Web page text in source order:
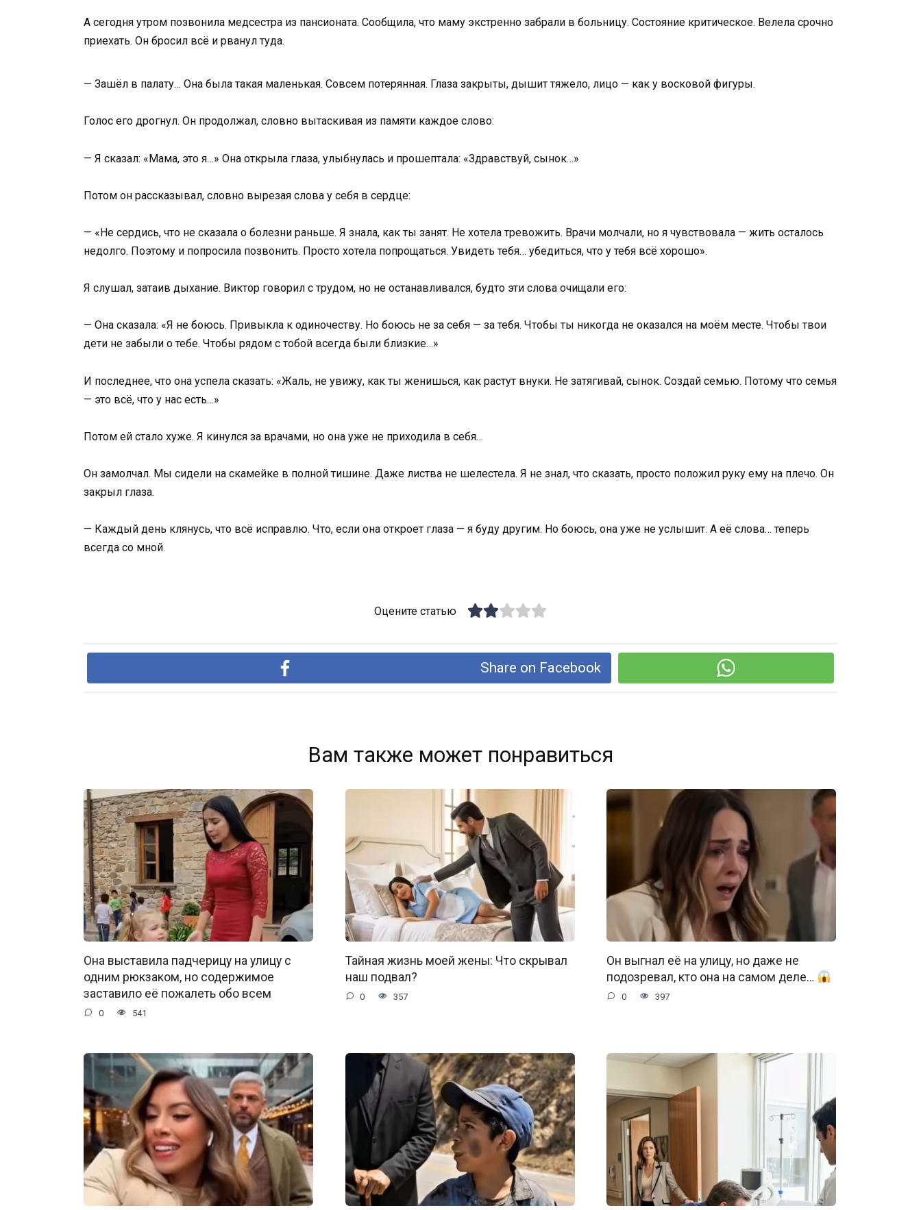
А сегодня утром позвонила медсестра из пансионата. Сообщила, что маму экстренно забрали в больницу. Состояние критическое. Велела срочно
приехать. Он бросил всё и рванул туда.
— Зашёл в палату… Она была такая маленькая. Совсем потерянная. Глаза закрыты, дышит тяжело, лицо — как у восковой фигуры.
Голос его дрогнул. Он продолжал, словно вытаскивая из памяти каждое слово:
— Я сказал: «Мама, это я…» Она открыла глаза, улыбнулась и прошептала: «Здравствуй, сынок…»
Потом он рассказывал, словно вырезая слова у себя в сердце:
— «Не сердись, что не сказала о болезни раньше. Я знала, как ты занят. Не хотела тревожить. Врачи молчали, но я чувствовала — жить осталось
недолго. Поэтому и попросила позвонить. Просто хотела попрощаться. Увидеть тебя… убедиться, что у тебя всё хорошо».
Я слушал, затаив дыхание. Виктор говорил с трудом, но не останавливался, будто эти слова очищали его:
— Она сказала: «Я не боюсь. Привыкла к одиночеству. Но боюсь не за себя — за тебя. Чтобы ты никогда не оказался на моём месте. Чтобы твои
дети не забыли о тебе. Чтобы рядом с тобой всегда были близкие…»
И последнее, что она успела сказать: «Жаль, не увижу, как ты женишься, как растут внуки. Не затягивай, сынок. Создай семью. Потому что семья
— это всё, что у нас есть…»
Потом ей стало хуже. Я кинулся за врачами, но она уже не приходила в себя…
Он замолчал. Мы сидели на скамейке в полной тишине. Даже листва не шелестела. Я не знал, что сказать, просто положил руку ему на плечо. Он
закрыл глаза.
— Каждый день клянусь, что всё исправлю. Что, если она откроет глаза — я буду другим. Но боюсь, она уже не услышит. А её слова… теперь
всегда со мной.
Оцените статью
Share on Facebook
Вам также может понравиться
Она выставила падчерицу на улицу с
одним рюкзаком, но содержимое
заставило её пожалеть обо всем
0 541
Тайная жизнь моей жены: Что скрывал
наш подвал?
0 357
Он выгнал её на улицу, но даже не
подозревал, кто она на самом деле…
0 397